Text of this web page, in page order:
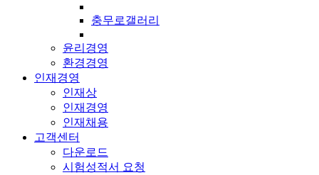
충무로갤러리
윤리경영
환경경영
인재경영
인재상
인재경영
인재채용
고객센터
다운로드
시험성적서 요청